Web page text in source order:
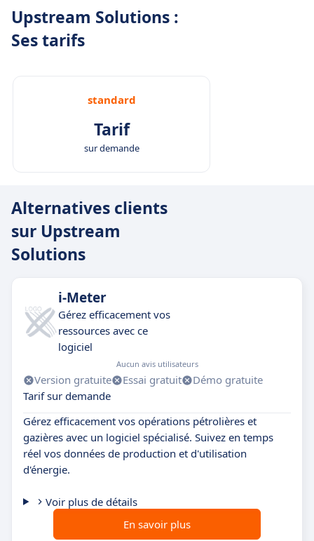
Upstream Solutions :
Ses tarifs
standard
Tarif
sur demande
Alternatives clients
sur Upstream
Solutions
i-Meter
Gérez efficacement vos
ressources avec ce
logiciel
Aucun avis utilisateurs
Version gratuite Essai gratuit
Démo gratuite
Tarif sur demande
Gérez efficacement vos opérations pétrolières et
gazières avec un logiciel spécialisé. Suivez en temps
réel vos données de production et d'utilisation
d'énergie.
Voir plus de détails
En savoir plus